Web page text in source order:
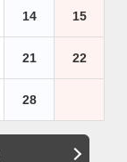
14 15
21 22
28